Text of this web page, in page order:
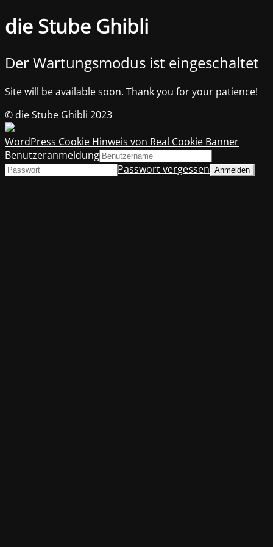
die Stube Ghibli
Der Wartungsmodus ist eingeschaltet
Site will be available soon. Thank you for your patience!
© die Stube Ghibli 2023
WordPress Cookie Hinweis von Real Cookie Banner
Benutzeranmeldung
Passwort vergessen